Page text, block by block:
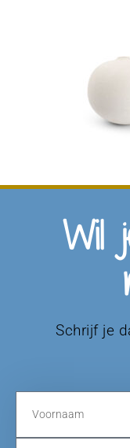
Wil
Schrijf je